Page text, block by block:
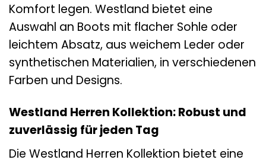
Komfort legen. Westland bietet eine
Auswahl an Boots mit flacher Sohle oder
leichtem Absatz, aus weichem Leder oder
synthetischen Materialien, in verschiedenen
Farben und Designs.
Westland Herren Kollektion: Robust und
zuverlässig für jeden Tag
Die Westland Herren Kollektion bietet eine